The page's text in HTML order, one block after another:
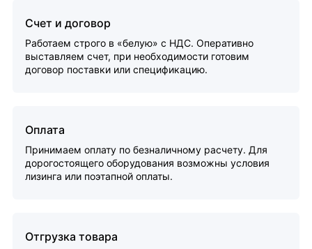
Счет и договор
Работаем строго в «белую» с НДС. Оперативно
выставляем счет, при необходимости готовим
договор поставки или спецификацию.
Оплата
Принимаем оплату по безналичному расчету. Для
дорогостоящего оборудования возможны условия
лизинга или поэтапной оплаты.
Отгрузка товара